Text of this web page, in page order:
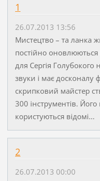
1
26.07.2013 13:56
Мистецтво – та ланка
постійно
для Сергія Голубокого
звуки і має досконалу
скрипковий майстер
300 інструментів.
користуються відомі...
2
26.07.2013 00:00